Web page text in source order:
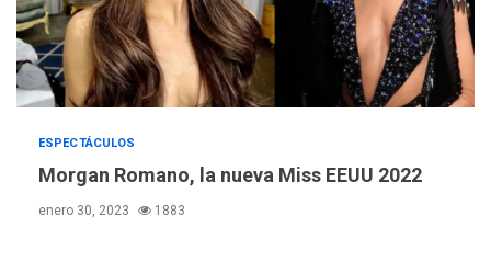
ESPECTÁCULOS
Morgan Romano, la nueva Miss EEUU 2022
enero 30, 2023 1883
6
ÚLTIMA HORA
Trump vuelve intenta
nuevamente limitar
ciudadanía por nacimiento